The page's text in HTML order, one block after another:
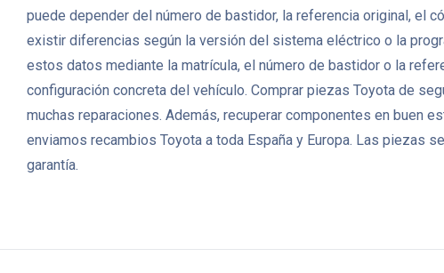
puede depender del número de bastidor, la referencia original, el
existir diferencias según la versión del sistema eléctrico o la
estos datos mediante la matrícula, el número de bastidor o la
configuración concreta del vehículo. Comprar piezas Toyota de
muchas reparaciones. Además, recuperar componentes en buen
enviamos recambios Toyota a toda España y Europa. Las piezas
garantía.